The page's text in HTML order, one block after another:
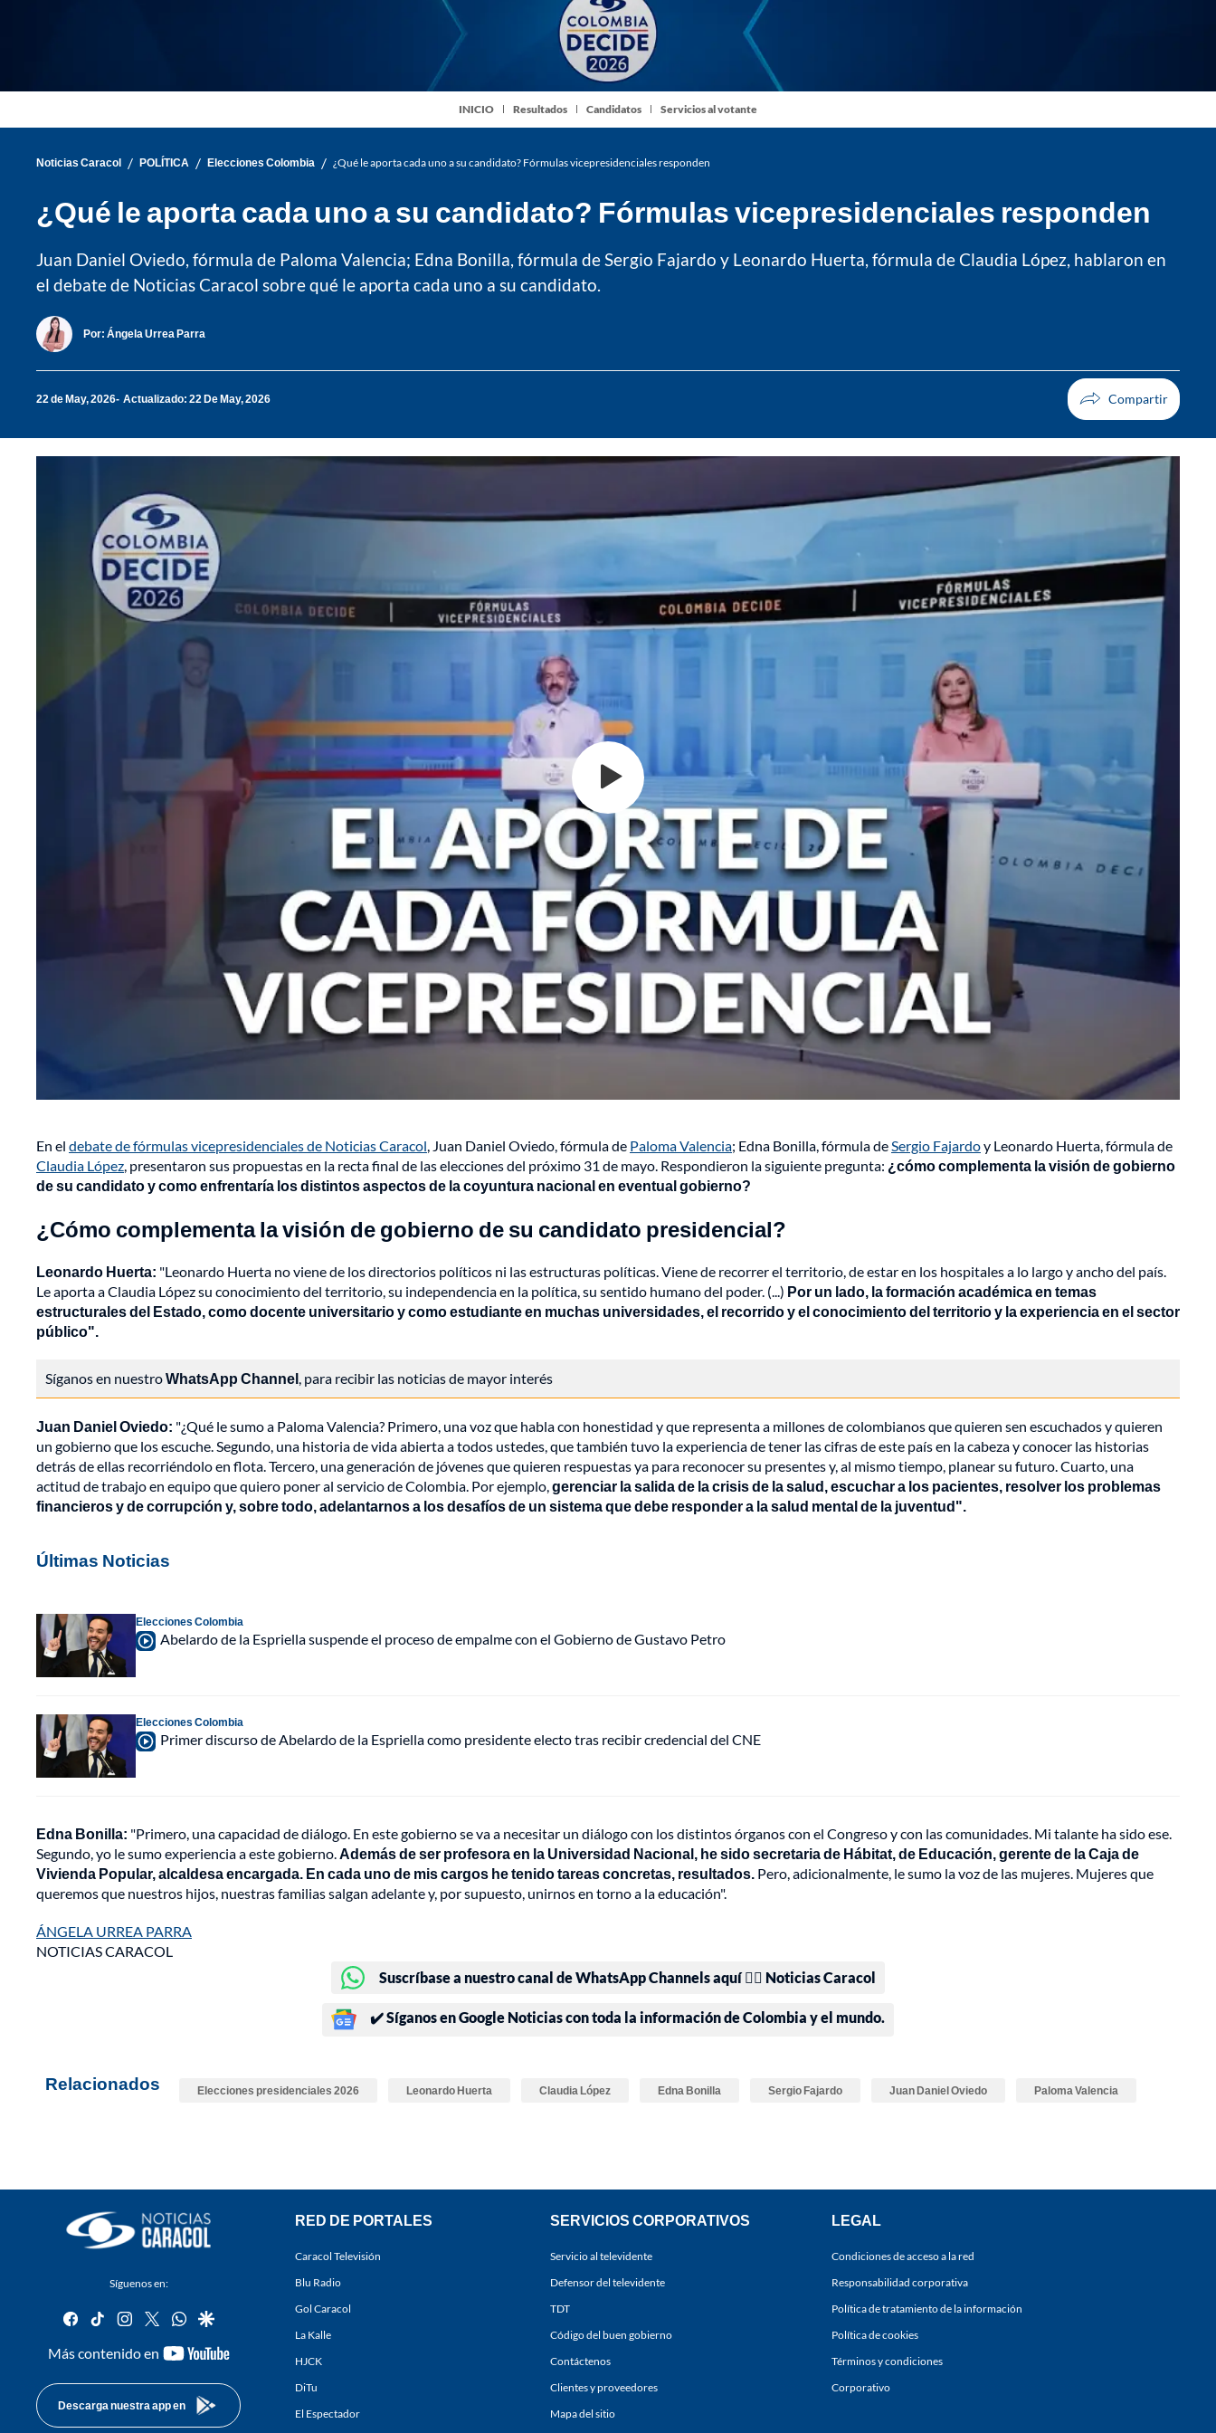
INICIO Resultados Candidatos Servicios al votante
Noticias Caracol / POLÍTICA / Elecciones Colombia / ¿Qué le aporta cada uno a su candidato? Fórmulas vicepresidenciales responden
¿Qué le aporta cada uno a su candidato? Fórmulas vicepresidenciales responden
Juan Daniel Oviedo, fórmula de Paloma Valencia; Edna Bonilla, fórmula de Sergio Fajardo y Leonardo Huerta, fórmula de Claudia López, hablaron en
el debate de Noticias Caracol sobre qué le aporta cada uno a su candidato.
Por: Ángela Urrea Parra
22 de May, 2026 Actualizado: 22 De May, 2026
Facebook
Whatsapp
Copiar enlace
Telegram
En el debate de fórmulas vicepresidenciales de Noticias Caracol , Juan Daniel Oviedo, fórmula de Paloma Valencia; Edna Bonilla, fórmula de Sergio Fajardoy Leonardo Huerta, fórmula de
Claudia López , presentaron sus propuestas en la recta final de las elecciones del próximo 31 de mayo. Respondieron la siguiente pregunta: ¿cómo complementa la visión de gobierno
de su candidato y como enfrentaría los distintos aspectos de la coyuntura nacional en eventual gobierno?
¿Cómo complementa la visión de gobierno de su candidato presidencial?
Leonardo Huerta: "Leonardo Huerta no viene de los directorios políticos ni las estructuras políticas. Viene de recorrer el territorio, de estar en los hospitales a lo largo y ancho del país.
Le aporta a Claudia López su conocimiento del territorio, su independencia en la política, su sentido humano del poder. (...) Por un lado, la formación académica en temas
estructurales del Estado, como docente universitario y como estudiante en muchas universidades, el recorrido y el conocimiento del territorio y la experiencia en el sector
público".
Síganos en nuestroWhatsApp Channel , para recibir las noticias de mayor interés
Juan Daniel Oviedo: "¿Qué le sumo a Paloma Valencia? Primero, una voz que habla con honestidad y que representa a millones de colombianos que quieren sen escuchados y quieren
un gobierno que los escuche. Segundo, una historia de vida abierta a todos ustedes, que también tuvo la experiencia de tener las cifras de este país en la cabeza y conocer las historias
detrás de ellas recorriéndolo en flota. Tercero, una generación de jóvenes que quieren respuestas ya para reconocer su presentes y, al mismo tiempo, planear su futuro. Cuarto, una
actitud de trabajo en equipo que quiero poner al servicio de Colombia. Por ejemplo, gerenciar la salida de la crisis de la salud, escuchar a los pacientes, resolver los problemas
financieros y de corrupción y, sobre todo, adelantarnos a los desafíos de un sistema que debe responder a la salud mental de la juventud".
Últimas Noticias
Elecciones Colombia
Abelardo de la Espriella suspende el proceso de empalme con el Gobierno de Gustavo Petro
Elecciones Colombia
Primer discurso de Abelardo de la Espriella como presidente electo tras recibir credencial del CNE
Edna Bonilla: "Primero, una capacidad de diálogo. En este gobierno se va a necesitar un diálogo con los distintos órganos con el Congreso y con las comunidades. Mi talante ha sido ese.
Segundo, yo le sumo experiencia a este gobierno. Además de ser profesora en la Universidad Nacional, he sido secretaria de Hábitat, de Educación, gerente de la Caja de
Vivienda Popular, alcaldesa encargada. En cada uno de mis cargos he tenido tareas concretas, resultados. Pero, adicionalmente, le sumo la voz de las mujeres. Mujeres que
queremos que nuestros hijos, nuestras familias salgan adelante y, por supuesto, unirnos en torno a la educación".
ÁNGELA URREA PARRA
NOTICIAS CARACOL
Suscríbase a nuestro canal de WhatsApp Channels aquí 👉🏻 Noticias Caracol
✔️ Síganos en Google Noticias con toda la información de Colombia y el mundo.
Relacionados Elecciones presidenciales 2026 Leonardo Huerta Claudia López Edna Bonilla Sergio Fajardo Juan Daniel Oviedo Paloma Valencia
Síguenos en:
facebook
tiktok instagram
twitterwhatsapp
google
Más contenido en
youtube-
Descarga nuestra app en
RED DE PORTALES
Caracol Televisión
Blu Radio
Gol Caracol
La Kalle
HJCK
DiTu
El Espectador
SERVICIOS CORPORATIVOS
Servicio al televidente
Defensor del televidente
TDT
Código del buen gobierno
Contáctenos
Clientes y proveedores
Mapa del sitio
LEGAL
Condiciones de acceso a la red
Responsabilidad corporativa
Política de tratamiento de la información
Política de cookies
Términos y condiciones
Corporativo